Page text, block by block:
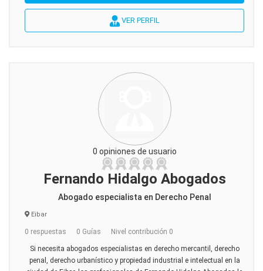
VER PERFIL
0 opiniones de usuario
Fernando Hidalgo Abogados
Abogado especialista en Derecho Penal
Eibar
0 respuestas 0 Guías Nivel contribución 0
Si necesita abogados especialistas en derecho mercantil, derecho
penal, derecho urbanístico y propiedad industrial e intelectual en la